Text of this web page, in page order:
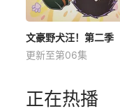
文豪野犬汪！第二季
更新至第06集
正在热播